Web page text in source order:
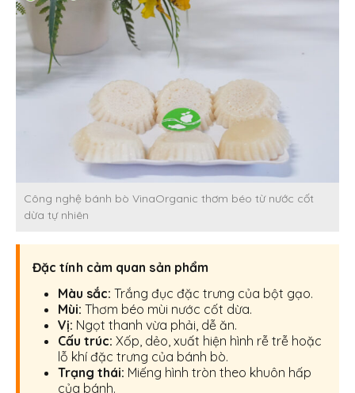
Công nghệ bánh bò VinaOrganic thơm béo từ nước cốt
dừa tự nhiên
Đặc tính cảm quan sản phẩm
Màu sắc: Trắng đục đặc trưng của bột gạo.
Mùi: Thơm béo mùi nước cốt dừa.
Vị: Ngọt thanh vừa phải, dễ ăn.
Cấu trúc: Xốp, dẻo, xuất hiện hình rễ trễ hoặc
lỗ khí đặc trưng của bánh bò.
Trạng thái: Miếng hình tròn theo khuôn hấp
của bánh.